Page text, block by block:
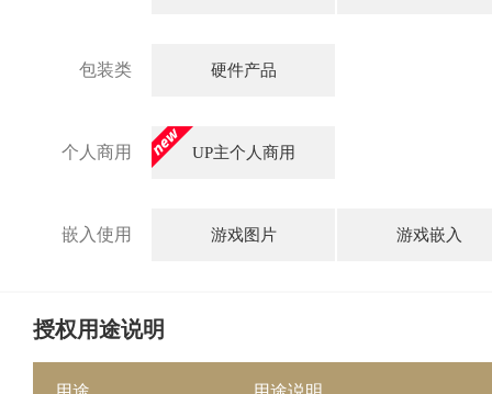
包装类 硬件产品
个人商用 UP主个人商用
嵌入使用 游戏图片 游戏嵌入
授权用途说明